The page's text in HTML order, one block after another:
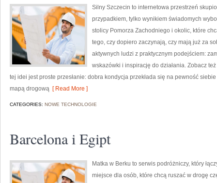
Silny Szczecin to internetowa przestrzeń
przypadkiem, tylko wynikiem świadomych
stolicy Pomorza Zachodniego i okolic, które
tego, czy dopiero zaczynają, czy mają już za
aktywnych ludzi z praktycznym podejściem:
wskazówki i inspirację do działania. Zobacz
tej idei jest proste przesłanie: dobra kondycja przekłada się na pewność
mapą drogową [ Read More ]
CATEGORIES: NOWE TECHNOLOGIE
Barcelona i Egipt
Matka w Berku to serwis podróżniczy, który
miejsce dla osób, które chcą ruszać w drogę